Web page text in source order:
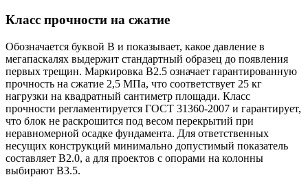
Класс прочности на сжатие
Обозначается буквой B и показывает, какое давление в
мегапаскалях выдержит стандартный образец до появления
первых трещин. Маркировка B2.5 означает гарантированную
прочность на сжатие 2,5 МПа, что соответствует 25 кг
нагрузки на квадратный сантиметр площади. Класс
прочности регламентируется ГОСТ 31360-2007 и гарантирует,
что блок не раскрошится под весом перекрытий при
неравномерной осадке фундамента. Для ответственных
несущих конструкций минимально допустимый показатель
составляет B2.0, а для проектов с опорами на колонны
выбирают B3.5.